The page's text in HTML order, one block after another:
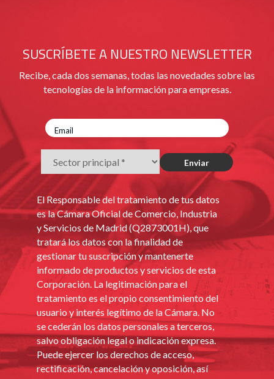
SUSCRÍBETE A NUESTRO NEWSLETTER
Recibe, cada dos semanas, todas las novedades sobre las
tecnologías de la información para empresas.
El Responsable del tratamiento de tus datos
es la Cámara Oficial de Comercio, Industria
y Servicios de Madrid (Q2873001H), que
tratará los datos con la finalidad de
gestionar tu suscripción y mantenerte
informado de productos y servicios de esta
Corporación. La legitimación para el
tratamiento es el propio consentimiento del
usuario y interés legítimo de la Cámara. No
se cederán los datos personales a terceros,
salvo obligación legal o indicación expresa.
Puede ejercer los derechos de acceso,
rectificación, cancelación y oposición, así